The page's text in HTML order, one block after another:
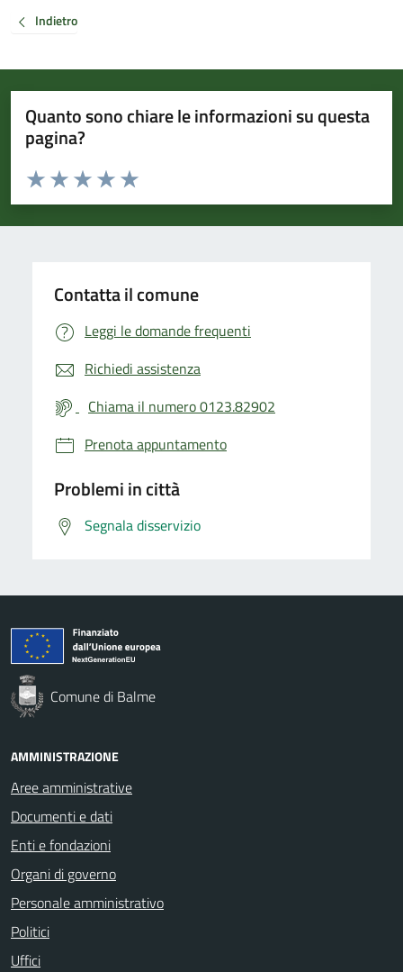
Indietro
Quanto sono chiare le informazioni su questa
pagina?
Valuta da 1 a 5 stelle la pagina
Valuta 5 stelle su 5
Valuta 4 stelle su 5
Valuta 3 stelle su 5
Valuta 2 stelle su 5
Valuta 1 stelle su 5
Contatta il comune
Leggi le domande frequenti
Richiedi assistenza
Chiama il numero 0123.82902
Prenota appuntamento
Problemi in città
Segnala disservizio
Comune di Balme
AMMINISTRAZIONE
Aree amministrative
Documenti e dati
Enti e fondazioni
Organi di governo
Personale amministrativo
Politici
Uffici